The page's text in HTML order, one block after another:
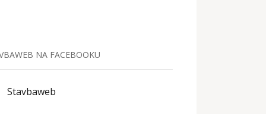
NA FACEBOOKU
Stavbaweb